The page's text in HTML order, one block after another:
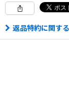
返品特約に関す